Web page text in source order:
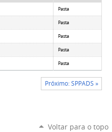
Pasta
Pasta
Pasta
Pasta
Pasta
Próximo: SPPADS »
Voltar para o topo